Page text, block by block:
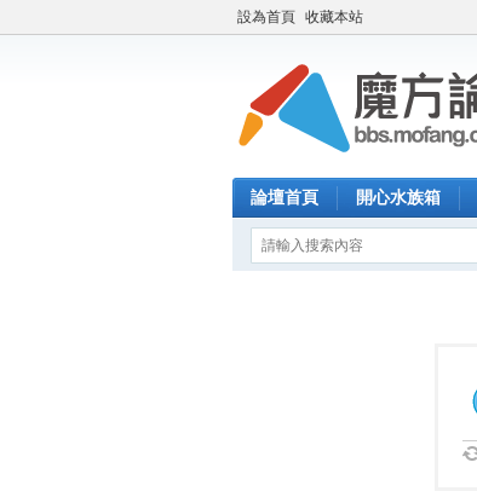
設為首頁 收藏本站
論壇首頁 開心水族箱